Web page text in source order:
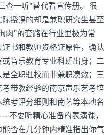
一听"替代看宣传册。 很
授课的却是兼职研究生甚至
肉"的套路在行业里极为常
书和教师资格证原件，确认
音乐教育专业科班出身；二
全职驻校而非兼职凑数；三
带教经验的南京声乐艺考培
考评分细则和南艺等本地名
要听精心准备的表演课，
否在几分钟内精准指出你气